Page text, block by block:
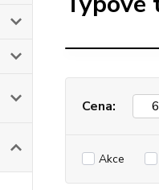
Cena:
Akce